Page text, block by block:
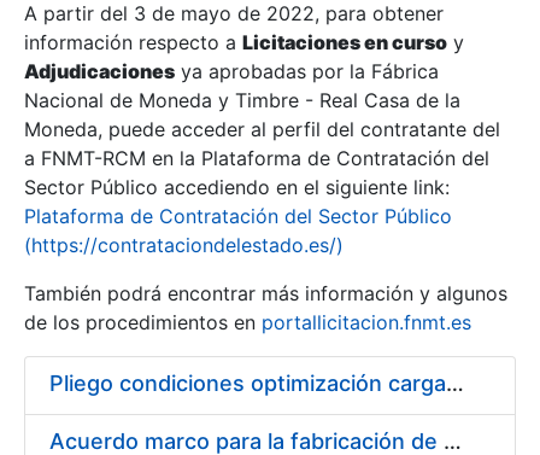
Erakutsi/Ezkutatu
Erakutsi/Ezkutatu
Erakutsi/Ezkutatu
Erakutsi/Ezkutatu
A partir del 3 de mayo de 2022, para obtener
información respecto a Licitaciones en curso y
Adjudicaciones ya aprobadas por la Fábrica
Nacional de Moneda y Timbre - Real Casa de la
Moneda, puede acceder al perfil del contratante del
a FNMT-RCM en la Plataforma de Contratación del
Sector Público accediendo en el siguiente link:
Plataforma de Contratación del Sector Público
(https://contrataciondelestado.es/)
También podrá encontrar más información y algunos
de los procedimientos en portallicitacion.fnmt.es
Pliego condiciones optimización cargas compras firmado
Acuerdo marco para la fabricación de piezas